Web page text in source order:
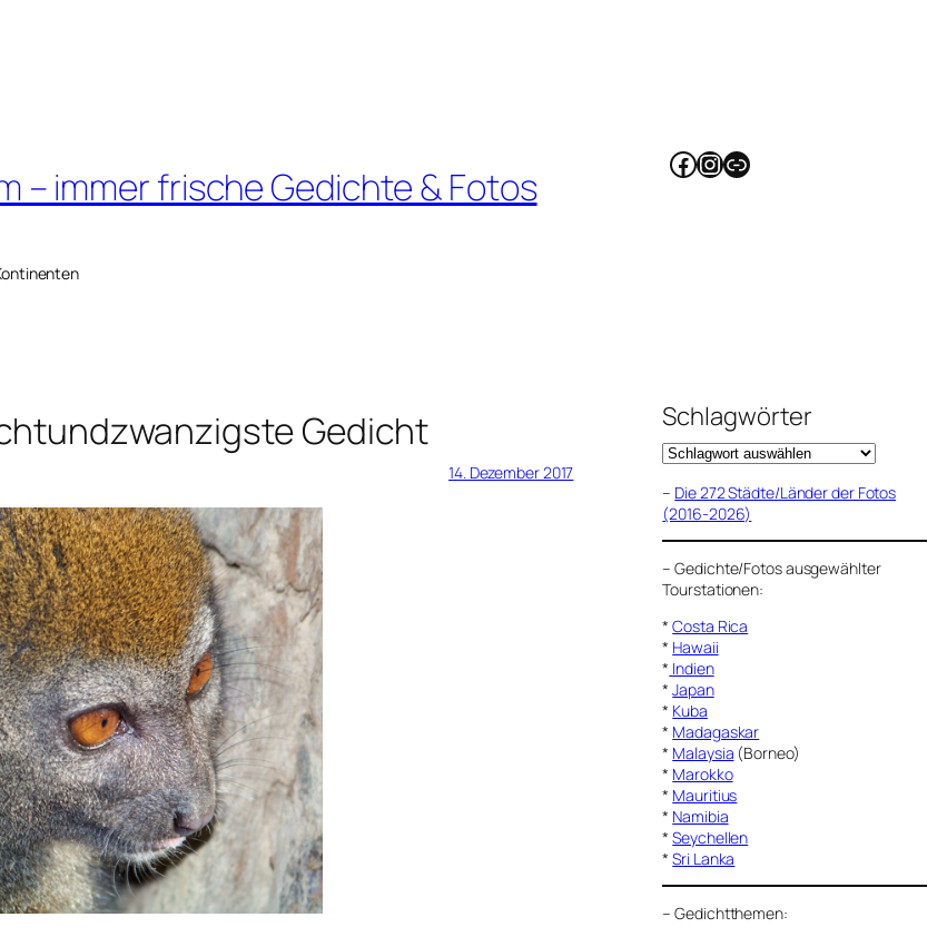
– immer frische Gedichte & Fotos Facebook
Instagram
Link
Gedicht
14. Dezember 2017
Schlagwörter
– Die 272 Städte/Länder der Fotos
(2016-2026)
–Gedichte/Fotos ausgewählter
Tourstationen:
*Costa Rica
* Hawaii
* Indien
*Japan
* Kuba
* Madagaskar
* Malaysia (Borneo)
* Marokko
* Mauritius
* Namibia
*Seychellen
*Sri Lanka
–Gedichtthemen: